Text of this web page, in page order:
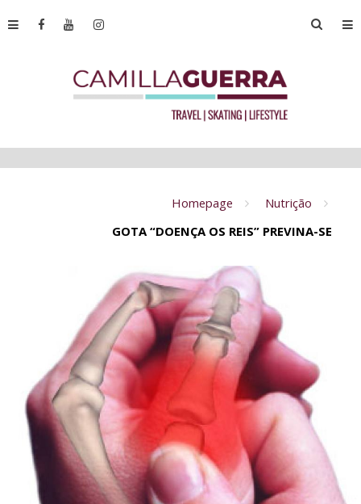
Homepage
Nutrição
GOTA “DOENÇA OS REIS” PREVINA-SE